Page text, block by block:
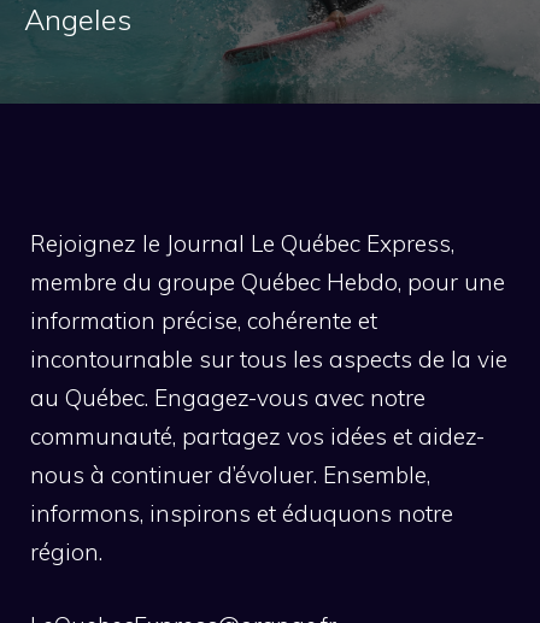
Angeles
Rejoignez le Journal Le Québec Express,
membre du groupe Québec Hebdo, pour une
information précise, cohérente et
incontournable sur tous les aspects de la vie
au Québec. Engagez-vous avec notre
communauté, partagez vos idées et aidez-
nous à continuer d’évoluer. Ensemble,
informons, inspirons et éduquons notre
région.